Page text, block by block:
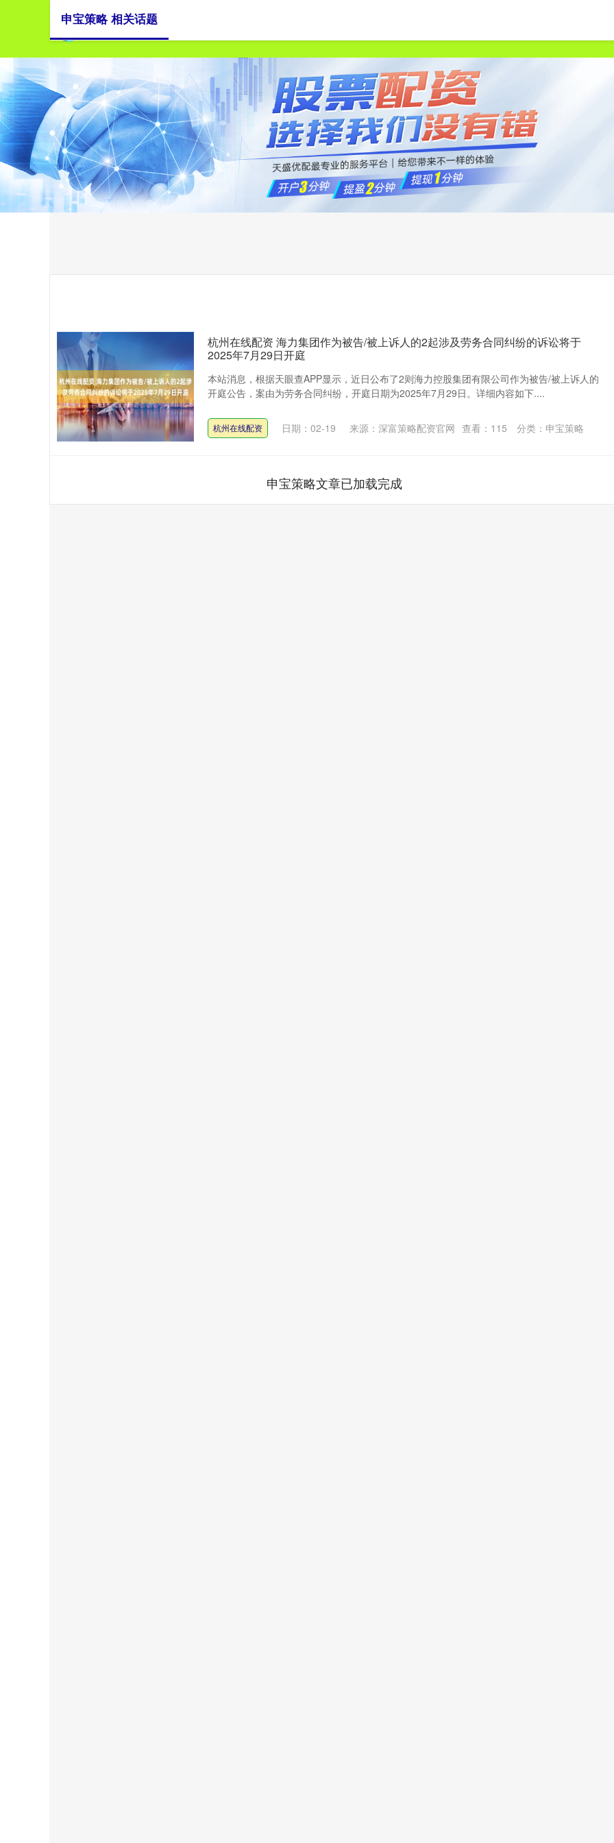
申宝策略 相关话题
杭州在线配资 海力集团作为被告/被上诉人的2起涉及劳务合同纠纷的诉讼将于
2025年7月29日开庭
本站消息，根据天眼查APP显示，近日公布了2则海力控股集团有限公司作为被告/被上诉人的
开庭公告，案由为劳务合同纠纷，开庭日期为2025年7月29日。详细内容如下....
杭州在线配资 日期：02-19 来源：深富策略配资官网 查看： 115 分类： 申宝策略
申宝策略文章已加载完成